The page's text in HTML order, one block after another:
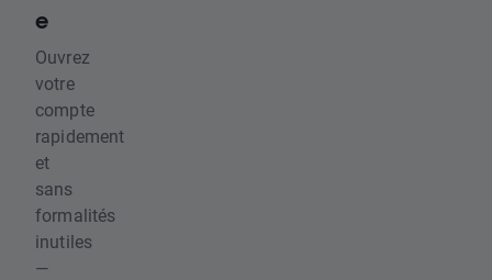
e
Ouvrez
votre
compte
rapidement
et
sans
formalités
inutiles
—